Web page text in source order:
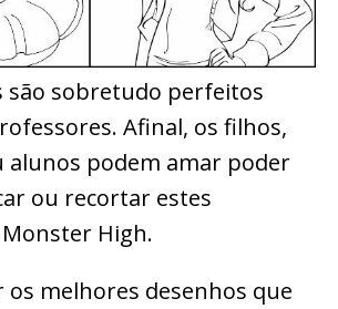
são sobretudo perfeitos
Afinal, os filhos,
alunos podem amar poder
ou recortar estes
High.
os melhores desenhos que